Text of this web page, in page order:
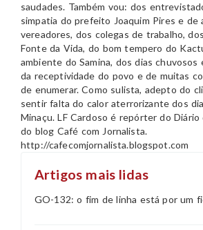
saudades. Também vou: dos
simpatia do prefeito Joaquim Pires e de
vereadores, dos colegas de trabalho,
Fonte da Vida, do bom tempero do
ambiente do Samina, dos dias chuvosos
da receptividade do povo e de muitas
de enumerar. Como sulista, adepto do
sentir falta do calor aterrorizante dos
Minaçu. LF Cardoso é repórter do
do blog Café com Jornalista.
http://cafecomjornalista.blogspot.com
Artigos mais lidas
GO-132: o fim de linha está por um